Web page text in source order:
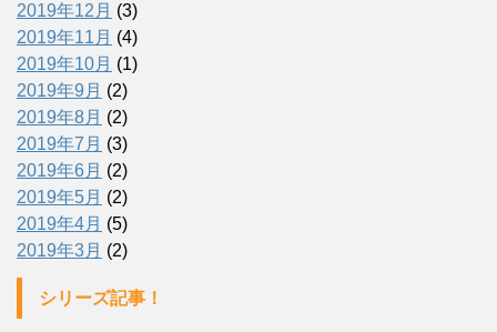
2019年12月 (3)
2019年11月 (4)
2019年10月 (1)
2019年9月 (2)
2019年8月 (2)
2019年7月 (3)
2019年6月 (2)
2019年5月 (2)
2019年4月 (5)
2019年3月 (2)
シリーズ記事！